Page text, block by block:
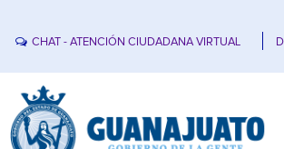
CHAT - ATENCIÓN CIUDADANA VIRTUAL